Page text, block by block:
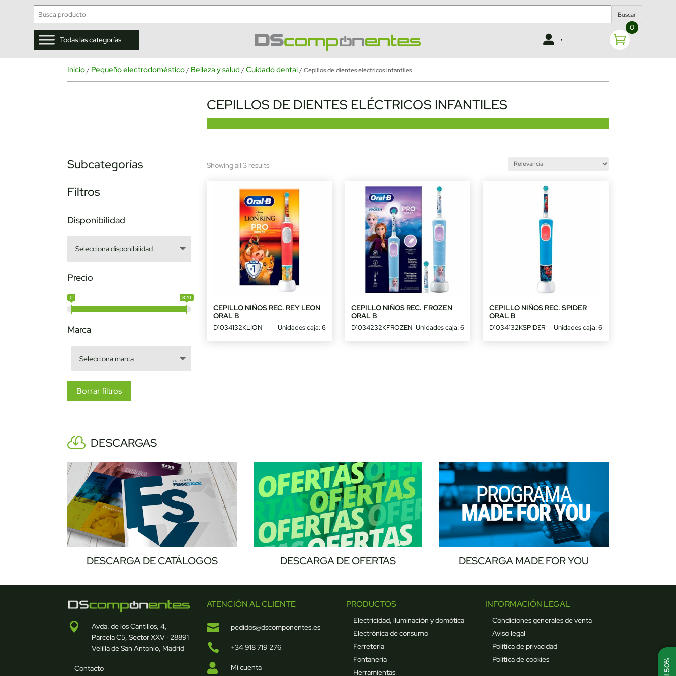
Buscar
Todas las categorías
0
Inicio/ Pequeño electrodoméstico/ Belleza y salud /Cuidado dental/ Cepillos de dientes eléctricos infantiles
CEPILLOS DE DIENTES ELÉCTRICOS INFANTILES
Subcategorías
Filtros
Disponibilidad
Precio
0 320
Marca
Borrar filtros
Showing all 3 resultsSorted
latest
CEPILLO NIÑOS REC. REY LEON
ORAL B
D1034132KLION Unidades caja: 6
CEPILLO NIÑOS REC. FROZEN
ORAL B
D1034232KFROZEN Unidades caja: 6
CEPILLO NIÑOS REC. SPIDER
ORAL B
D1034132KSPIDER Unidades caja: 6
DESCARGAS
DESCARGA DE CATÁLOGOS DESCARGA DE OFERTAS DESCARGA MADE FOR YOU

Avda. de los Cantillos, 4,
Parcela C5, Sector XXV · 28891
Velilla de San Antonio, Madrid
Contacto
ATENCIÓN AL CLIENTE
 pedidos@dscomponentes.es
 +34 918 719 276
 Mi cuenta
PRODUCTOS
Electricidad, iluminación y domótica
Electrónica de consumo
Ferretería
Fontanería
Herramientas
INFORMACIÓN LEGAL
Condiciones generales de venta
Aviso legal
Política de privacidad
Política de cookies